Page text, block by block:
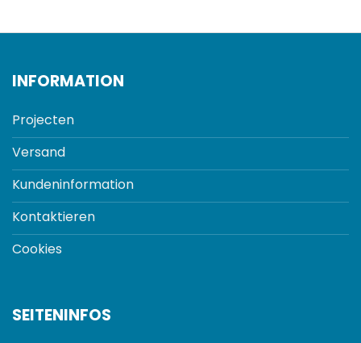
INFORMATION
Projecten
Versand
Kundeninformation
Kontaktieren
Cookies
SEITENINFOS